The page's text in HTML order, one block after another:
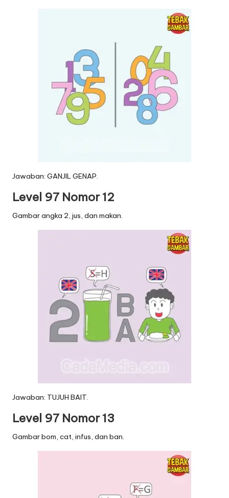
Jawaban: GANJIL GENAP.
Level 97 Nomor 12
Gambar angka 2, jus, dan makan.
Jawaban: TUJUH BAIT.
Level 97 Nomor 13
Gambar bom, cat, infus, dan ban.